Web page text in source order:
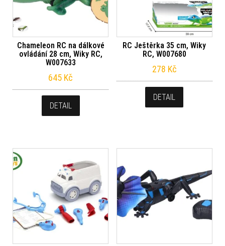
Chameleon RC na dálkové
ovládání 28 cm, Wiky RC,
W007633
645 Kč
DETAIL
RC Ještěrka 35 cm, Wiky
RC, W007680
278 Kč
DETAIL